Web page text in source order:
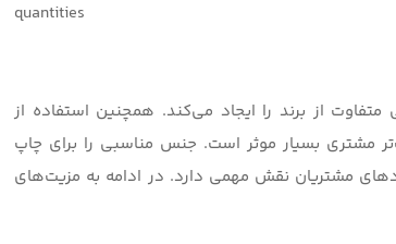
quantities
از برند را ایجاد می‌کند. همچنین استفاده از
مشتری بسیار موثر است. جنس مناسبی را برای چاپ
مشتریان نقش مهمی دارد. در ادامه به مزیت‌های